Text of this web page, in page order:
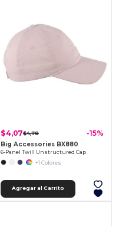
$4,07$4,78 -15%
Big Accessories BX880
6-Panel Twill Unstructured Cap
+1 Colores
Agregar al Carrito